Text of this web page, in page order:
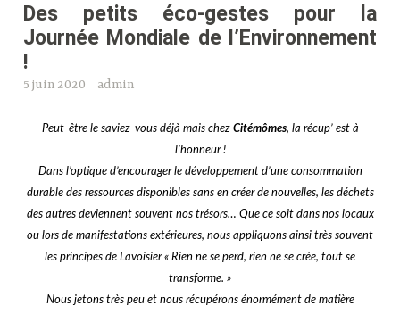
Des petits éco-gestes pour la
Journée Mondiale de l’Environnement
!
5 juin 2020 admin
Peut-être le saviez-vous déjà mais chez Citémômes, la récup’ est à
l’honneur !
Dans l’optique d’encourager le développement d’une consommation
durable des ressources disponibles sans en créer de nouvelles, les déchets
des autres deviennent souvent nos trésors… Que ce soit dans nos locaux
ou lors de manifestations extérieures, nous appliquons ainsi très souvent
les principes de Lavoisier « Rien ne se perd, rien ne se crée, tout se
transforme. »
Nous jetons très peu et nous récupérons énormément de matière